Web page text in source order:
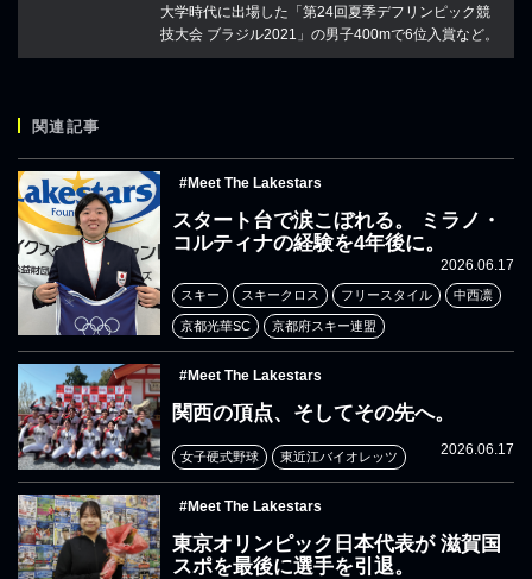
大学時代に出場した「第24回夏季デフリンピック競
技大会 ブラジル2021」の男子400mで6位入賞など。
関連記事
#Meet The Lakestars
スタート台で涙こぼれる。 ミラノ・
コルティナの経験を4年後に。
2026.06.17
スキー スキークロス フリースタイル 中西凛
京都光華SC 京都府スキー連盟
#Meet The Lakestars
関西の頂点、そしてその先へ。
2026.06.17
女子硬式野球 東近江バイオレッツ
#Meet The Lakestars
東京オリンピック日本代表が 滋賀国
スポを最後に選手を引退。